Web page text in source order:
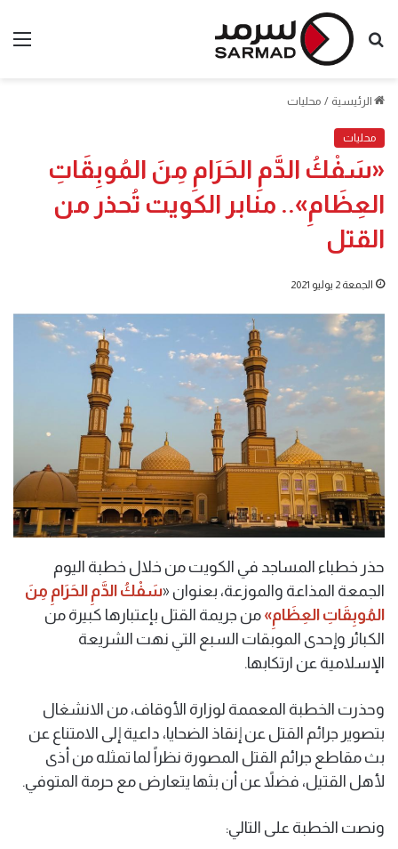
بحث
الرئيسية / محليات
محليات
«سَفْكُ الدَّمِ الحَرَامِ مِنَ المُوبِقَاتِ
العِظَامِ».. منابر الكويت تُحذر من
القتل
الجمعة 2 يوليو 2021
حذر خطباء المساجد في الكويت من خلال خطبة اليوم
الجمعة المذاعة والموزعة، بعنوان «سَفْكُ الدَّمِ الحَرَامِ مِنَ
المُوبِقَاتِ العِظَامِ» من جريمة القتل بإعتبارها كبيرة من
الكبائر وإحدى الموبقات السبع التي نهت الشريعة
الإسلامية عن ارتكابها.
وحذرت الخطبة المعممة لوزارة الأوقاف، من الانشغال
بتصوير جرائم القتل عن إنقاذ الضحايا، داعية إلى الامتناع عن
بث مقاطع جرائم القتل المصورة نظراً لما تمثله من أذى
لأهل القتيل، فضلاً عن أن بثها يتعارض مع حرمة المتوفي.
ونصت الخطبة على التالي: